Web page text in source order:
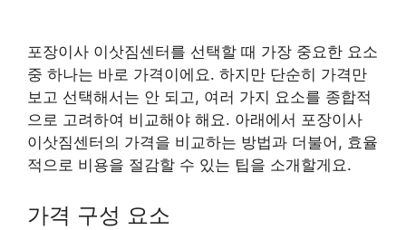
포장이사 이삿짐센터를 선택할 때 가장 중요한 요소
중 하나는 바로 가격이에요. 하지만 단순히 가격만
보고 선택해서는 안 되고, 여러 가지 요소를 종합적
으로 고려하여 비교해야 해요. 아래에서 포장이사
이삿짐센터의 가격을 비교하는 방법과 더불어, 효율
적으로 비용을 절감할 수 있는 팁을 소개할게요.
가격 구성 요소